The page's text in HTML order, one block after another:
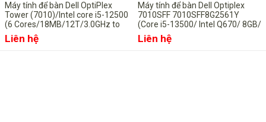
Máy tính để bàn Dell OptiPlex
Tower (7010)/Intel core i5-12500
(6 Cores/18MB/12T/3.0GHz to
4.6GHz/65W)| 8GB (1x8GB)
DDR4| M.2 2230 512 GB PCIe
Liên hệ
Máy tính để bàn Dell Optiplex
7010SFF 7010SFF8G2561Y
(Core i5-13500/ Intel Q670/ 8GB/
256GB SSD/ Intel UHD Graphics
770/ Ubuntu/ 1 Year)
Liên hệ